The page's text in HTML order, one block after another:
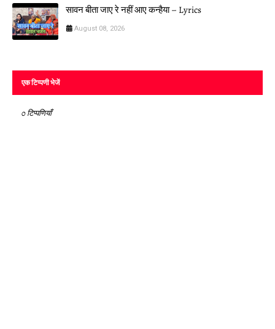
सावन बीता जाए रे नहीं आए कन्हैया – Lyrics
August 08, 2026
एक टिप्पणी भेजें
0 टिप्पणियाँ